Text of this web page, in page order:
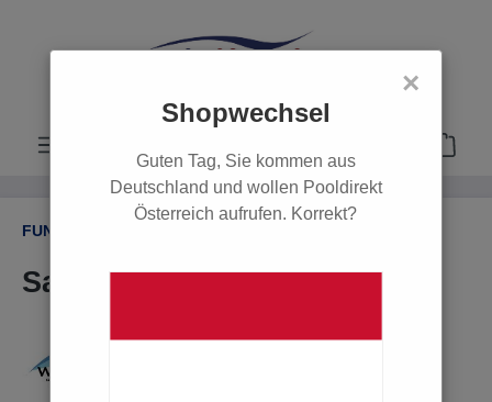
×
Shopwechsel
Guten Tag, Sie kommen aus
Deutschland und wollen Pooldirekt
Österreich aufrufen. Korrekt?
FUNDGRUBE / SCHNÄPPCHEN
Saugschlauch Pool Blaster